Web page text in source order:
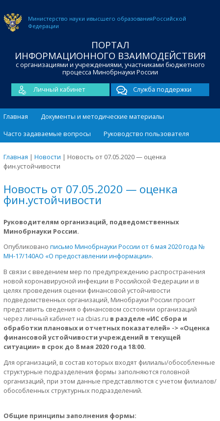
Министерство науки ивысшего образованияРоссийской
Федерации
ПОРТАЛ
ИНФОРМАЦИОННОГО ВЗАИМОДЕЙСТВИЯ
с организациями и учреждениями, участниками бюджетного
процесса Минобрнауки России
Личный кабинет
Служба поддержки
Главная
Документы и методические материалы
Часто задаваемые вопросы
Руководство пользователя
Главная | Новости | Новость от 07.05.2020 — оценка
фин.устойчивости
Новость от 07.05.2020 — оценка
фин.устойчивости
Руководителям организаций, подведомственных
Минобрнауки России.
Опубликовано письмо Минобрнауки России от 6 мая 2020 года №
МН-17/140АО «О предоставлении информации».
В связи с введением мер по предупреждению распространения
новой коронавирусной инфекции в Российской Федерации и в
целях проведения оценки финансовой устойчивости
подведомственных организаций, Минобрауки России просит
представить сведения о финансовом состоянии организаций
через личный кабинет на cbias.ru в разделе «ИС сбора и
обработки плановых и отчетных показателей» -> «Оценка
финансовой устойчивости учреждений в текущей
ситуации» в срок до 8 мая 2020 года 18:00.
Для организаций, в состав которых входят филиалы/обособленные
структурные подразделения формы заполняются головной
организаций, при этом данные представляются с учетом филиалов/
обособленных структурных подразделений.
Общие принципы заполнения формы: